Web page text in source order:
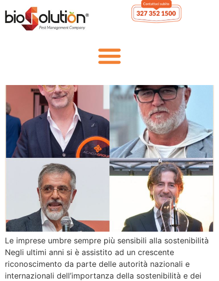
ACACIA MEDIA PRESS
Le imprese umbre sempre più sensibili alla sostenibilità
Negli ultimi anni si è assistito ad un crescente
riconoscimento da parte delle autorità nazionali e
internazionali dell’importanza della sostenibilità e dei